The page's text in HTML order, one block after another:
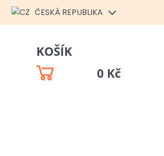
ČESKÁ REPUBLIKA
KOŠÍK
0 Kč